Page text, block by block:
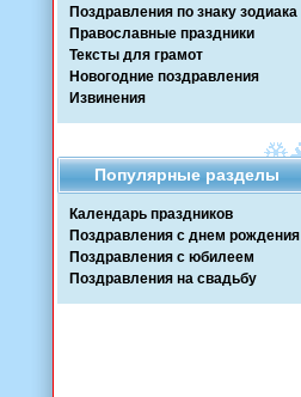
Поздравления по знаку зодиака
Православные праздники
Тексты для грамот
Новогодние поздравления
Извинения
Популярные разделы
Календарь праздников
Поздравления с днем рождения
Поздравления с юбилеем
Поздравления на свадьбу